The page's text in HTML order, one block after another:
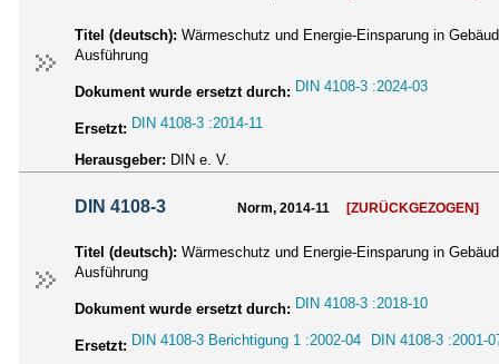
Titel (deutsch): Wärmeschutz und Energie-Einsparung in
Ausführung
Dokument wurde ersetzt durch: DIN 4108-3 :2024-03
Ersetzt: DIN 4108-3 :2014-11
Herausgeber: DIN e. V.
DIN 4108-3 Norm, 2014-11 [ZURÜCKGEZOGEN]
Titel (deutsch): Wärmeschutz und Energie-Einsparung in
Ausführung
Dokument wurde ersetzt durch: DIN 4108-3 :2018-10
Ersetzt: DIN 4108-3 Berichtigung 1 :2002-04 DIN 4108-3 :2001-